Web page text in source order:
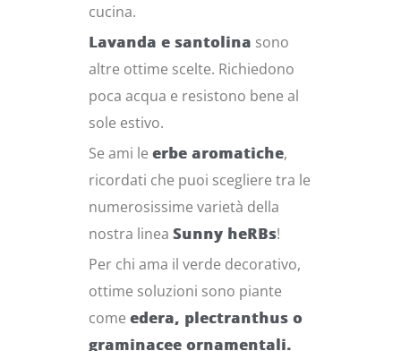
cucina.
Lavanda e santolina sono
altre ottime scelte. Richiedono
poca acqua e resistono bene al
sole estivo.
Se ami le erbe aromatiche,
ricordati che puoi scegliere tra le
numerosissime varietà della
nostra linea Sunny heRBs!
Per chi ama il verde decorativo,
ottime soluzioni sono piante
come edera, plectranthus o
graminacee ornamentali.